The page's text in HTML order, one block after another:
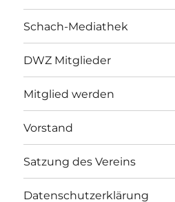
Schach-Mediathek
DWZ Mitglieder
Mitglied werden
Vorstand
Satzung des Vereins
Datenschutzerklärung